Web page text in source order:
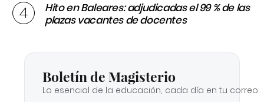
Hito en Baleares: adjudicadas el 99 % de las
plazas vacantes de docentes
Boletín de Magisterio
Lo esencial de la educación, cada día en tu correo.